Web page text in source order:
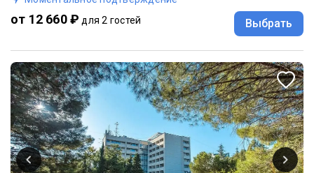
от 12 660 ₽ для 2 гостей Выбрать